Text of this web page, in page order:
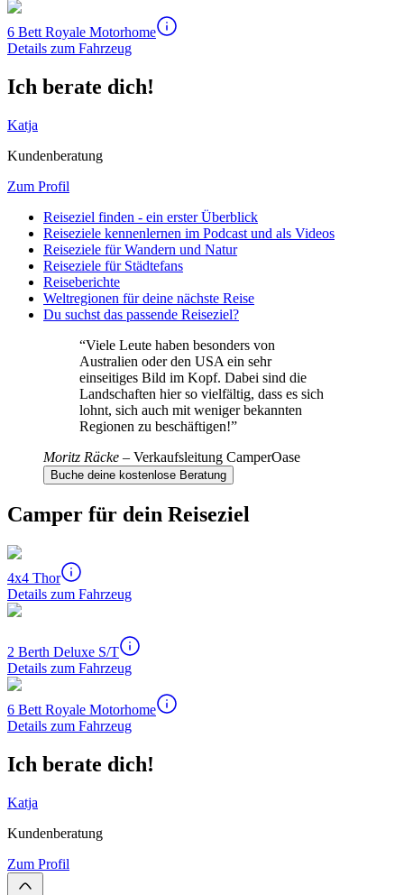
6 Bett Royale Motorhome
Details zum Fahrzeug
Ich berate dich!
Katja
Kundenberatung
Zum Profil
Reiseziel finden - ein erster Überblick
Reiseziele kennenlernen im Podcast und als Videos
Reiseziele für Wandern und Natur
Reiseziele für Städtefans
Reiseberichte
Weltregionen für deine nächste Reise
Du suchst das passende Reiseziel?
“Viele Leute haben besonders von
Australien oder den USA ein sehr
einseitiges Bild im Kopf. Dabei sind die
Landschaften hier so vielfältig, dass es sich
lohnt, sich auch mit weniger bekannten
Regionen zu beschäftigen!”
Moritz Räcke – Verkaufsleitung CamperOase
Buche deine kostenlose Beratung
Camper für dein Reiseziel
4x4 Thor
Details zum Fahrzeug
2 Berth Deluxe S/T
Details zum Fahrzeug
6 Bett Royale Motorhome
Details zum Fahrzeug
Ich berate dich!
Katja
Kundenberatung
Zum Profil